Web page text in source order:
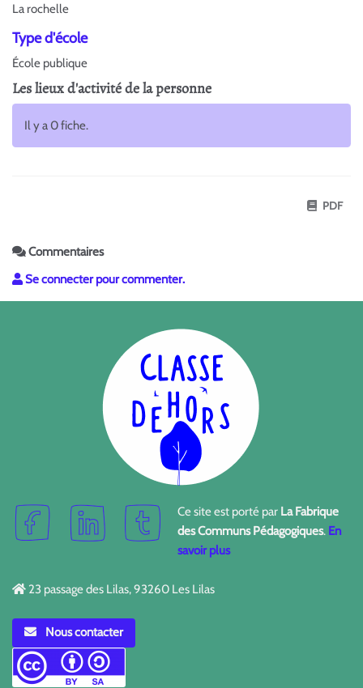
La rochelle
Type d'école
École publique
Les lieux d'activité de la personne
Il y a 0 fiche.
PDF
Commentaires
Se connecter pour commenter.
Ce site est porté par La Fabrique
des Communs Pédagogiques. En
savoir plus
23 passage des Lilas, 93260 Les Lilas
Nous contacter